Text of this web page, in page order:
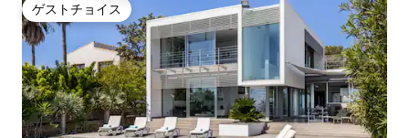
ゲストチョイス
ゲストチョイス